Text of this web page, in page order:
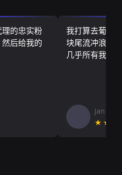
的忠实粉
后给我的
我打算去葡萄
块尾流冲浪板
几乎所有我需
Jan V